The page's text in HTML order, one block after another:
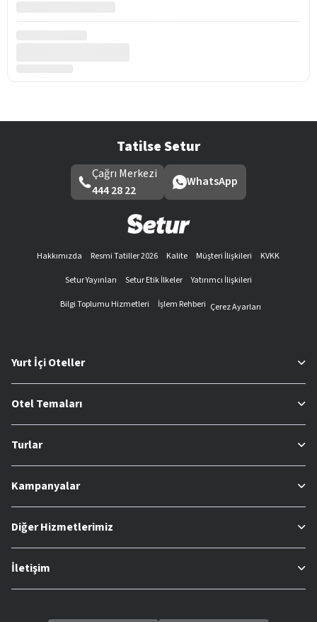
Tatilse Setur
Çağrı Merkezi
444 28 22
WhatsApp
Hakkımızda Resmi Tatiller 2026 Kalite Müşteri İlişkileri
KVKK
Setur Yayınları
Setur Etik İlkeler
Yatırımcı İlişkileri
Bilgi Toplumu Hizmetleri
İşlem Rehberi Çerez Ayarları
Yurt İçi Oteller
Otel Temaları
Turlar
Kampanyalar
Diğer Hizmetlerimiz
İletişim